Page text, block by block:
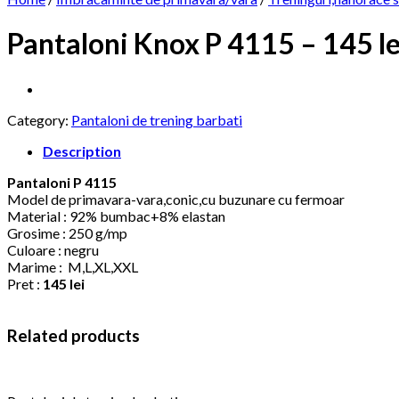
Pantaloni Knox P 4115 – 145
Category: Pantaloni de trening barbati
Description
Pantaloni P 4115
Model de primavara-vara,conic,cu buzunare cu fermoar
Material : 92% bumbac+8% elastan
Grosime : 250 g/mp
Culoare : negru
Marime : M,L,XL,XXL
Pret : 145 lei
Related products